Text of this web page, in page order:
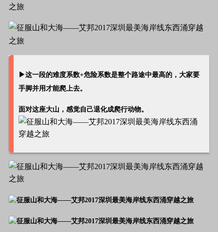
▶这一段的难度系数+危险系数是整个路途中最高的，大家要
手脚并用才能爬上去。
面对这座大山，感觉自己退化成爬行动物。